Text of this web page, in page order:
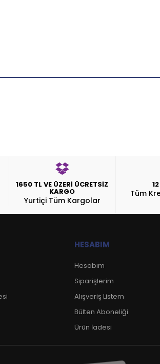
1650 TL VE ÜZERİ ÜCRETSİZ
KARGO
Yurtiçi Tüm Kargolar
Tüm
HESABIM
Hesabım
Siparişlerim
Alışveriş Listem
Bülten Aboneliği
Ürün İadesi